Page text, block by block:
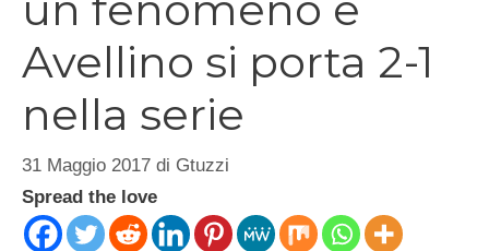
Avellino si porta 2-1
nella serie
31 Maggio 2017 di Gtuzzi
Spread the love